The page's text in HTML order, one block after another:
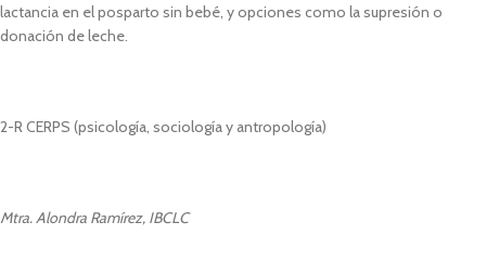
lactancia en el posparto sin bebé, y opciones como la supresión o
donación de leche.
2-R CERPS (psicología, sociología y antropología)
Mtra. Alondra Ramírez, IBCLC